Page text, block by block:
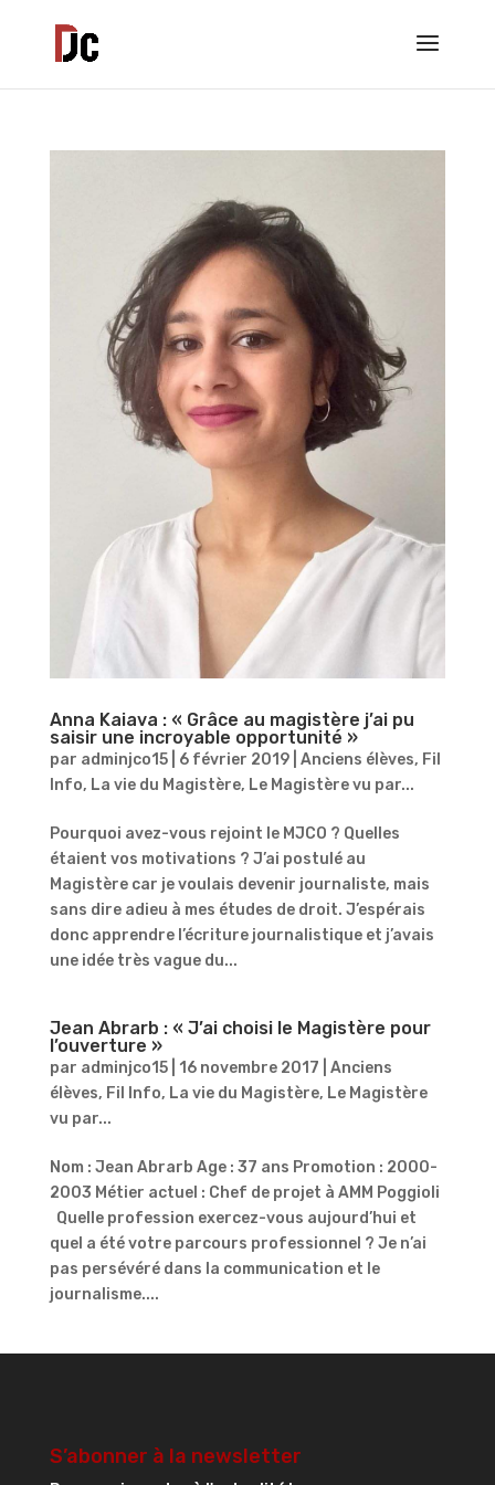
Anna Kaiava : « Grâce au magistère j’ai pu
saisir une incroyable opportunité »
par adminjco15| 6 février 2019| Anciens élèves, Fil
Info, La vie du Magistère, Le Magistère vu par...
Pourquoi avez-vous rejoint le MJCO ? Quelles
étaient vos motivations ? J’ai postulé au
Magistère car je voulais devenir journaliste, mais
sans dire adieu à mes études de droit. J’espérais
donc apprendre l’écriture journalistique et j’avais
une idée très vague du...
Jean Abrarb : « J’ai choisi le Magistère pour
l’ouverture »
par adminjco15| 16 novembre 2017
Anciens
élèves, Fil Info, La vie du Magistère, Le Magistère
vu par...
Nom : Jean Abrarb Age : 37 ans Promotion : 2000-
2003 Métier actuel : Chef de projet à AMM Poggioli
Quelle profession exercez-vous aujourd’hui et
quel a été votre parcours professionnel ? Je n’ai
pas persévéré dans la communication et le
journalisme....
S’abonner à la newsletter